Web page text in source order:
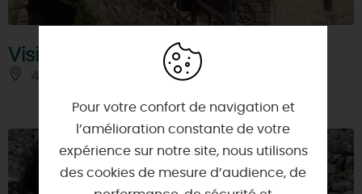
Visite de la ville ancienne
45230 - CHATILLON-COLIGNY
Pour votre confort de navigation et
l’amélioration constante de votre
expérience sur notre site, nous utilisons
des cookies de mesure d’audience, de